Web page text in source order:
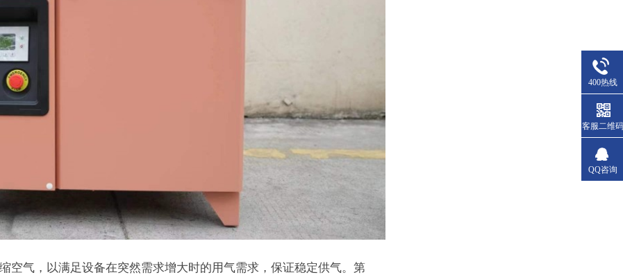
空气，以满足设备在突然需求增大时的用气需求，保证稳定供气。第
400热线
客服二维码
QQ咨询